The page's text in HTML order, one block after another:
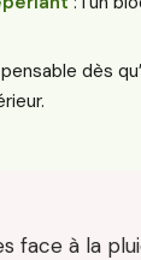
dès
face à la